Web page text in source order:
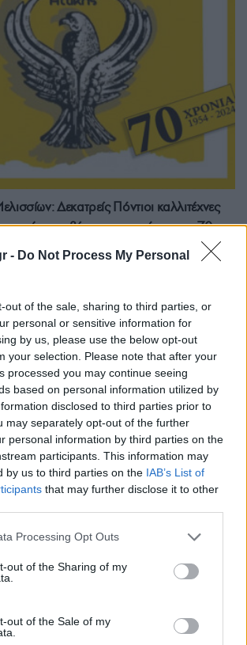
- Do Not Process My Personal
out of the sale, sharing to third parties, or
personal or sensitive information for
by us, please use the below opt-out
your selection. Please note that after your
processed you may continue seeing
based on personal information utilized by
disclosed to third parties prior to
may separately opt-out of the further
personal information by third parties on the
participants. This information may
by us to third parties on the IAB’s List of
that may further disclose it to other
this website/app uses one or more Google
visit or usage behaviour. You may click to
to Google and its third-party tags to
below specified purposes in below Google
Processing Opt Outs
out of the Sharing of my
out of the Sale of my
Δεκατρείς Πόντιοι καλλιτέχνες
με τα βίντεο των ευχών για τα 70
…μελωδικές ευχές για τα 70 χρόνια της